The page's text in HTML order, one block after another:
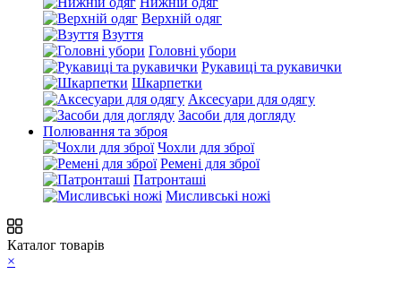
Верхній одяг
Взуття
Головні убори
Рукавиці та рукавички
Шкарпетки
Аксесуари для одягу
Засоби для догляду
Полювання та зброя
Чохли для зброї
Ремені для зброї
Патронташі
Мисливські ножі
Каталог товарів
×